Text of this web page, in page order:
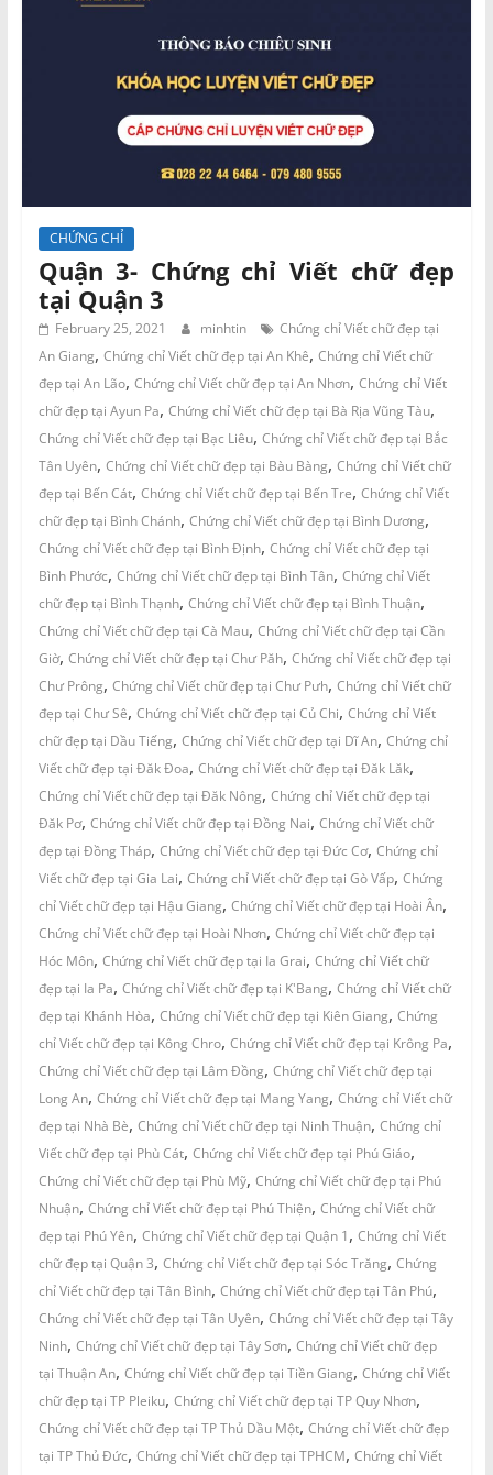
CHỨNG CHỈ
Quận 3- Chứng chỉ Viết chữ đẹp
tại Quận 3
February 25, 2021 minhtin
Chứng chỉ Viết chữ đẹp tại
An Giang, Chứng chỉ Viết chữ đẹp tại An Khê, Chứng chỉ Viết chữ
đẹp tại An Lão, Chứng chỉ Viết chữ đẹp tại An Nhơn, Chứng chỉ Viết
chữ đẹp tại Ayun Pa, Chứng chỉ Viết chữ đẹp tại Bà Rịa Vũng Tàu,
Chứng chỉ Viết chữ đẹp tại Bạc Liêu, Chứng chỉ Viết chữ đẹp tại Bắc
Tân Uyên, Chứng chỉ Viết chữ đẹp tại Bàu Bàng, Chứng chỉ Viết chữ
đẹp tại Bến Cát, Chứng chỉ Viết chữ đẹp tại Bến Tre, Chứng chỉ Viết
chữ đẹp tại Bình Chánh, Chứng chỉ Viết chữ đẹp tại Bình Dương,
Chứng chỉ Viết chữ đẹp tại Bình Định, Chứng chỉ Viết chữ đẹp tại
Bình Phước, Chứng chỉ Viết chữ đẹp tại Bình Tân, Chứng chỉ Viết
chữ đẹp tại Bình Thạnh, Chứng chỉ Viết chữ đẹp tại Bình Thuận,
Chứng chỉ Viết chữ đẹp tại Cà Mau, Chứng chỉ Viết chữ đẹp tại Cần
Giờ, Chứng chỉ Viết chữ đẹp tại Chư Păh, Chứng chỉ Viết chữ đẹp tại
Chư Prông, Chứng chỉ Viết chữ đẹp tại Chư Pưh, Chứng chỉ Viết chữ
đẹp tại Chư Sê, Chứng chỉ Viết chữ đẹp tại Củ Chi, Chứng chỉ Viết
chữ đẹp tại Dầu Tiếng, Chứng chỉ Viết chữ đẹp tại Dĩ An, Chứng chỉ
Viết chữ đẹp tại Đăk Đoa, Chứng chỉ Viết chữ đẹp tại Đăk Lăk,
Chứng chỉ Viết chữ đẹp tại Đăk Nông, Chứng chỉ Viết chữ đẹp tại
Đăk Pơ, Chứng chỉ Viết chữ đẹp tại Đồng Nai, Chứng chỉ Viết chữ
đẹp tại Đồng Tháp, Chứng chỉ Viết chữ đẹp tại Đức Cơ, Chứng chỉ
Viết chữ đẹp tại Gia Lai, Chứng chỉ Viết chữ đẹp tại Gò Vấp, Chứng
chỉ Viết chữ đẹp tại Hậu Giang, Chứng chỉ Viết chữ đẹp tại Hoài Ân,
Chứng chỉ Viết chữ đẹp tại Hoài Nhơn, Chứng chỉ Viết chữ đẹp tại
Hóc Môn, Chứng chỉ Viết chữ đẹp tại Ia Grai, Chứng chỉ Viết chữ
đẹp tại Ia Pa, Chứng chỉ Viết chữ đẹp tại K'Bang, Chứng chỉ Viết chữ
đẹp tại Khánh Hòa, Chứng chỉ Viết chữ đẹp tại Kiên Giang, Chứng
chỉ Viết chữ đẹp tại Kông Chro, Chứng chỉ Viết chữ đẹp tại Krông Pa,
Chứng chỉ Viết chữ đẹp tại Lâm Đồng, Chứng chỉ Viết chữ đẹp tại
Long An, Chứng chỉ Viết chữ đẹp tại Mang Yang, Chứng chỉ Viết chữ
đẹp tại Nhà Bè, Chứng chỉ Viết chữ đẹp tại Ninh Thuận, Chứng chỉ
Viết chữ đẹp tại Phù Cát, Chứng chỉ Viết chữ đẹp tại Phú Giáo,
Chứng chỉ Viết chữ đẹp tại Phù Mỹ, Chứng chỉ Viết chữ đẹp tại Phú
Nhuận, Chứng chỉ Viết chữ đẹp tại Phú Thiện, Chứng chỉ Viết chữ
đẹp tại Phú Yên, Chứng chỉ Viết chữ đẹp tại Quận 1, Chứng chỉ Viết
chữ đẹp tại Quận 3, Chứng chỉ Viết chữ đẹp tại Sóc Trăng, Chứng
chỉ Viết chữ đẹp tại Tân Bình, Chứng chỉ Viết chữ đẹp tại Tân Phú,
Chứng chỉ Viết chữ đẹp tại Tân Uyên, Chứng chỉ Viết chữ đẹp tại Tây
Ninh, Chứng chỉ Viết chữ đẹp tại Tây Sơn, Chứng chỉ Viết chữ đẹp
tại Thuận An, Chứng chỉ Viết chữ đẹp tại Tiền Giang, Chứng chỉ Viết
chữ đẹp tại TP Pleiku, Chứng chỉ Viết chữ đẹp tại TP Quy Nhơn,
Chứng chỉ Viết chữ đẹp tại TP Thủ Dầu Một, Chứng chỉ Viết chữ đẹp
tại TP Thủ Đức, Chứng chỉ Viết chữ đẹp tại TPHCM, Chứng chỉ Viết